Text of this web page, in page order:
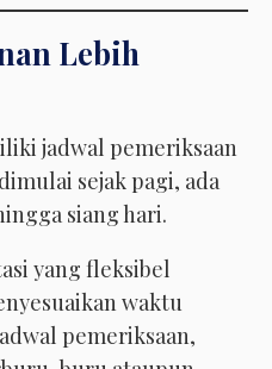
Lebih
jadwal pemeriksaan
sejak pagi, ada
siang hari.
yang fleksibel
waktu
pemeriksaan,